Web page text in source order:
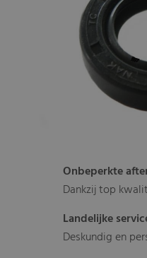
Onbeperkte
Dankzij top
Landelijke
Deskundig en